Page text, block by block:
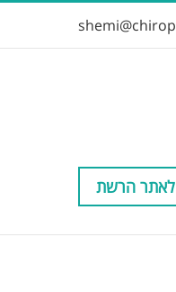
לאתר הרשת